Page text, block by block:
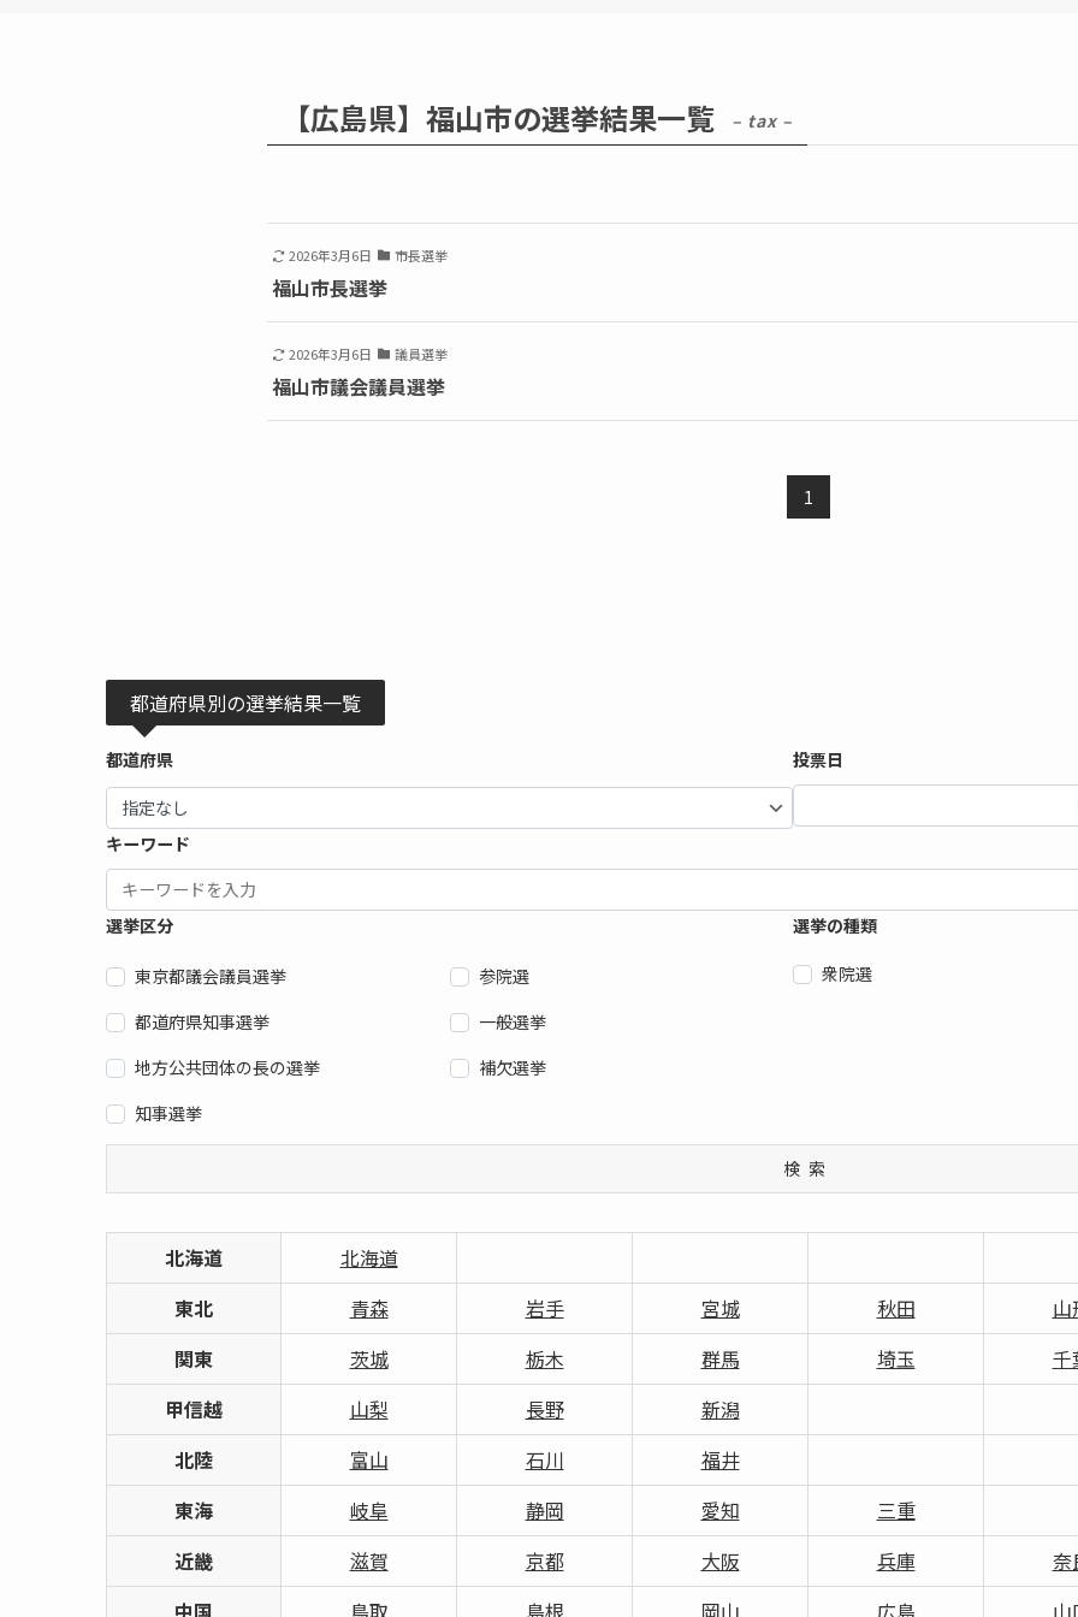
【広島県】福山市の選挙結果一覧 – tax –
2026年3月6日 市長選挙
福山市長選挙
2026年3月6日 議員選挙
福山市議会議員選挙
1
都道府県別の選挙結果一覧
都道府県 投票日
キーワード
選挙区分
東京都議会議員選挙
参院選
都道府県知事選挙
一般選挙
地方公共団体の長の選挙
補欠選挙
知事選挙
選挙の種類
衆院選
検索
北海道
北海道
東北
青森 岩手 宮城 秋田 山
関東
茨城 栃木 群馬 埼玉 千
甲信越
山梨 長野
新潟
北陸
富山 石川
福井
東海
岐阜 静岡 愛知
三重
近畿
滋賀 京都 大阪 兵庫 奈
中国
鳥取 島根 岡山 広島 山